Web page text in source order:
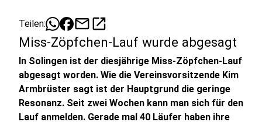
Teilen: mailopen_in_new
Miss-Zöpfchen-Lauf wurde abgesagt
In Solingen ist der diesjährige Miss-Zöpfchen-Lauf
abgesagt worden. Wie die Vereinsvorsitzende Kim
Armbrüster sagt ist der Hauptgrund die geringe
Resonanz. Seit zwei Wochen kann man sich für den
Lauf anmelden. Gerade mal 40 Läufer haben ihre